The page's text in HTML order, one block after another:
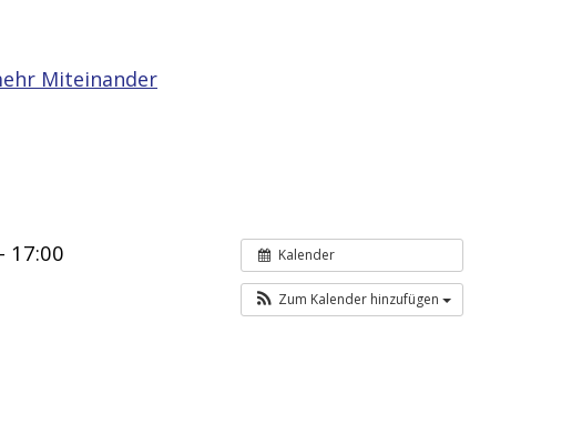
Miteinander
Kalender
Zum Kalender hinzufügen
17:00